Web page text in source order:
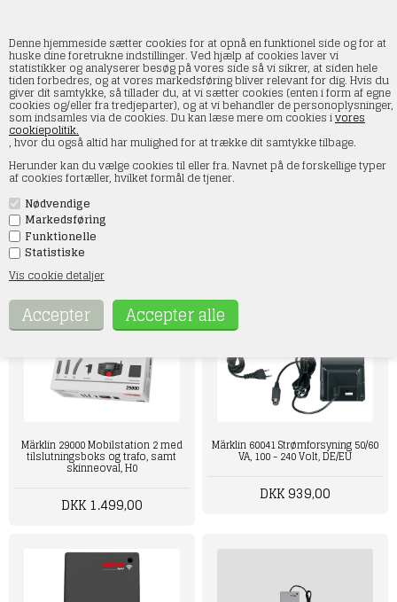
Denne hjemmeside sætter cookies for at opnå en funktionel side og for at
huske dine foretrukne indstillinger. Ved hjælp af cookies laver vi
statistikker og analyserer besøg på vores side så vi sikrer, at siden hele
tiden forbedres, og at vores markedsføring bliver relevant for dig. Hvis du
giver dit samtykke, så tillader du, at vi sætter cookies (enten i form af egne
cookies og/eller fra tredjeparter), og at vi behandler de personoplysninger,
som indsamles via de cookies. Du kan læse mere om cookies ivores
cookiepolitik.
, hvor du også altid har mulighed for at trække dit samtykke tilbage.
Herunder kan du vælge cookies til eller fra. Navnet på de forskellige typer
af cookies fortæller, hvilket formål de tjener.
Nødvendige
Markedsføring
Funktionelle
Statistiske
Vis cookie detaljer
Märklin
Forside»Togstyring»Märklin
Opdag den magiske verden af Märklin modeltog! I vores Märklin-
kategori finder du alt, hvad du behøver til din modeljernbane.
Uanset om du er nybegynder eller erfaren samler, har vi noget for
realistiske lyddekodere, praktiske terminaler og pålidelige
kabler. Märklin er kendt for sin høje kvalitet og detaljerigdom,
hvilket gør deres produkter til et førsteklasses valg for
entusiaster. Gør din modeljernbane levende med Märklin — hvor
præcision og passion mødes!
Märklin 29000 Mobilstation 2 med
tilslutningsboks og trafo, samt
skinneoval, H0
DKK 1.499,00
Märklin 60041 Strømforsyning 50/60
VA, 100 - 240 Volt, DE/EU
DKK 939,00